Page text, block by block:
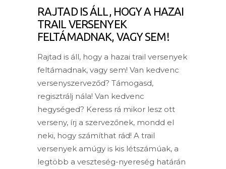
RAJTAD IS ÁLL, HOGY A HAZAI
TRAIL VERSENYEK
FELTÁMADNAK, VAGY SEM!
Rajtad is áll, hogy a hazai trail versenyek
feltámadnak, vagy sem! Van kedvenc
versenyszerveződ? Támogasd,
regisztrálj nála! Van kedvenc
hegységed? Keress rá mikor lesz ott
verseny, írj a szervezőnek, mondd el
neki, hogy számíthat rád! A trail
versenyek amúgy is kis létszámúak, a
legtöbb a veszteség-nyereség határán